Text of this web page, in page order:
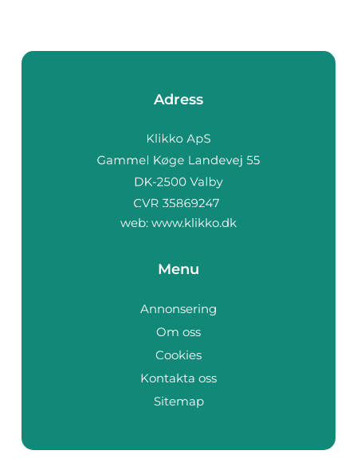
Adress
web: www.klikko.dk
Menu
Annonsering
Om oss
Cookies
Kontakta oss
Sitemap